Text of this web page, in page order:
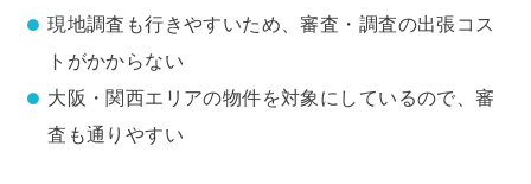
現地調査も行きやすいため、審査・調査の出張コス
トがかからない
大阪・関西エリアの物件を対象にしているので、審
査も通りやすい